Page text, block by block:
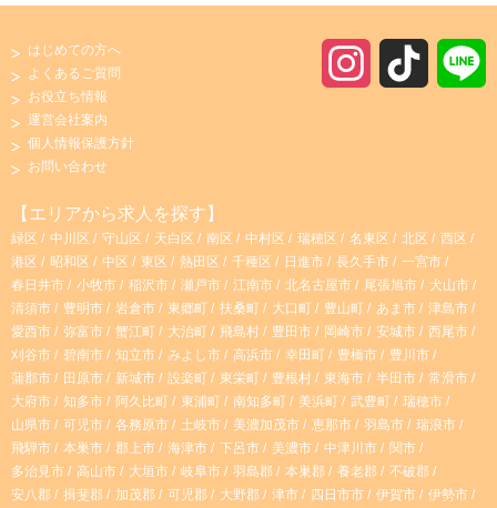
a
g
r
a
m
o
k
はじめての方へ
よくあるご質問
お役立ち情報
運営会社案内
個人情報保護方針
お問い合わせ
【エリアから求人を探す】
緑区 中川区 守山区 天白区 南区 中村区 瑞穂区 名東区 北区
西区
港区
昭和区 中区 東区 熱田区 千種区 日進市 長久手市
一宮市
春日井市
小牧市 稲沢市 瀬戸市 江南市 北名古屋市 尾張旭市
犬山市
清須市
豊明市 岩倉市 東郷町 扶桑町 大口町 豊山町 あま市
津島市
愛西市
弥富市 蟹江町 大治町 飛島村 豊田市 岡崎市 安城市
西尾市
刈谷市
碧南市 知立市 みよし市 高浜市 幸田町 豊橋市
豊川市
蒲郡市
田原市 新城市 設楽町 東栄町 豊根村 東海市 半田市
常滑市
大府市
知多市 阿久比町 東浦町 南知多町 美浜町 武豊町
瑞穂市
山県市
可児市 各務原市 土岐市 美濃加茂市 恵那市 羽島市
瑞浪市
飛騨市
本巣市 郡上市 海津市 下呂市 美濃市 中津川市
関市
多治見市
高山市 大垣市 岐阜市 羽島郡 本巣郡 養老郡
不破郡
安八郡
揖斐郡 加茂郡 可児郡 大野郡 津市 四日市市 伊賀市
伊勢市